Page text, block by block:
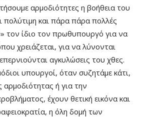
αρμοδιότητες η βοήθεια του
και πάρα πάρα πολλές
τον ίδιο τον πρωθυπουργό για να
χρειάζεται, για να λύνονται
αγκυλώσεις του χθες.
υπουργοί, όταν συζητάμε κάτι,
ή για την
έχουν θετική εικόνα και
η όλη δομή των